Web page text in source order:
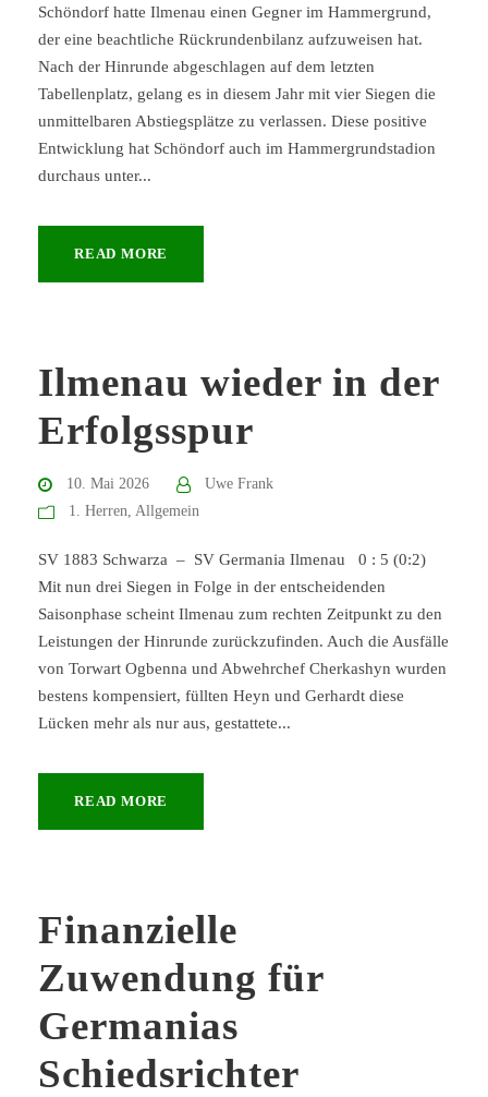
Schöndorf hatte Ilmenau einen Gegner im Hammergrund,
der eine beachtliche Rückrundenbilanz aufzuweisen hat.
Nach der Hinrunde abgeschlagen auf dem letzten
Tabellenplatz, gelang es in diesem Jahr mit vier Siegen die
unmittelbaren Abstiegsplätze zu verlassen. Diese positive
Entwicklung hat Schöndorf auch im Hammergrundstadion
durchaus unter...
READ MORE
Ilmenau wieder in der
Erfolgsspur
10. Mai 2026
Uwe Frank
1. Herren, Allgemein
SV 1883 Schwarza – SV Germania Ilmenau 0 : 5 (0:2)
Mit nun drei Siegen in Folge in der entscheidenden
Saisonphase scheint Ilmenau zum rechten Zeitpunkt zu den
Leistungen der Hinrunde zurückzufinden. Auch die Ausfälle
von Torwart Ogbenna und Abwehrchef Cherkashyn wurden
bestens kompensiert, füllten Heyn und Gerhardt diese
Lücken mehr als nur aus, gestattete...
READ MORE
Finanzielle
Zuwendung für
Germanias
Schiedsrichter